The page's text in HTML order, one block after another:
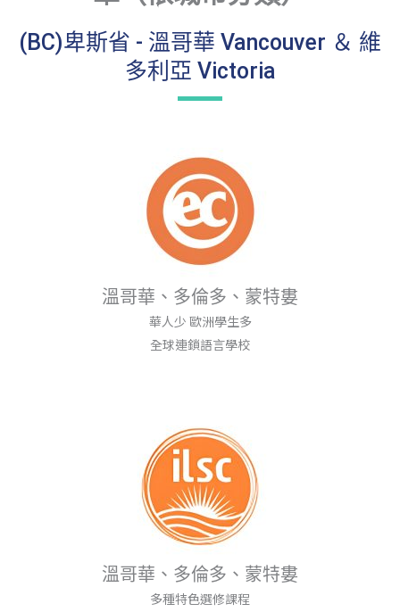
(BC)卑斯省 - 溫哥華 Vancouver ＆ 維
多利亞 Victoria
溫哥華、多倫多、蒙特婁
華人少 歐洲學生多
全球連鎖語言學校
溫哥華、多倫多、蒙特婁
多種特色選修課程